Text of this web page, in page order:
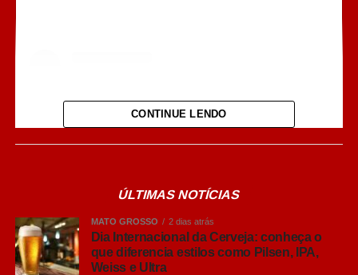
Ver essa foto no Instagram
CONTINUE LENDO
ÚLTIMAS NOTÍCIAS
MATO GROSSO 2 dias atrás
Dia Internacional da Cerveja: conheça o
que diferencia estilos como Pilsen, IPA,
Weiss e Ultra